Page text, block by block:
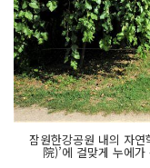
잠원한강공원 내의 자
院)’에 걸맞게 누에